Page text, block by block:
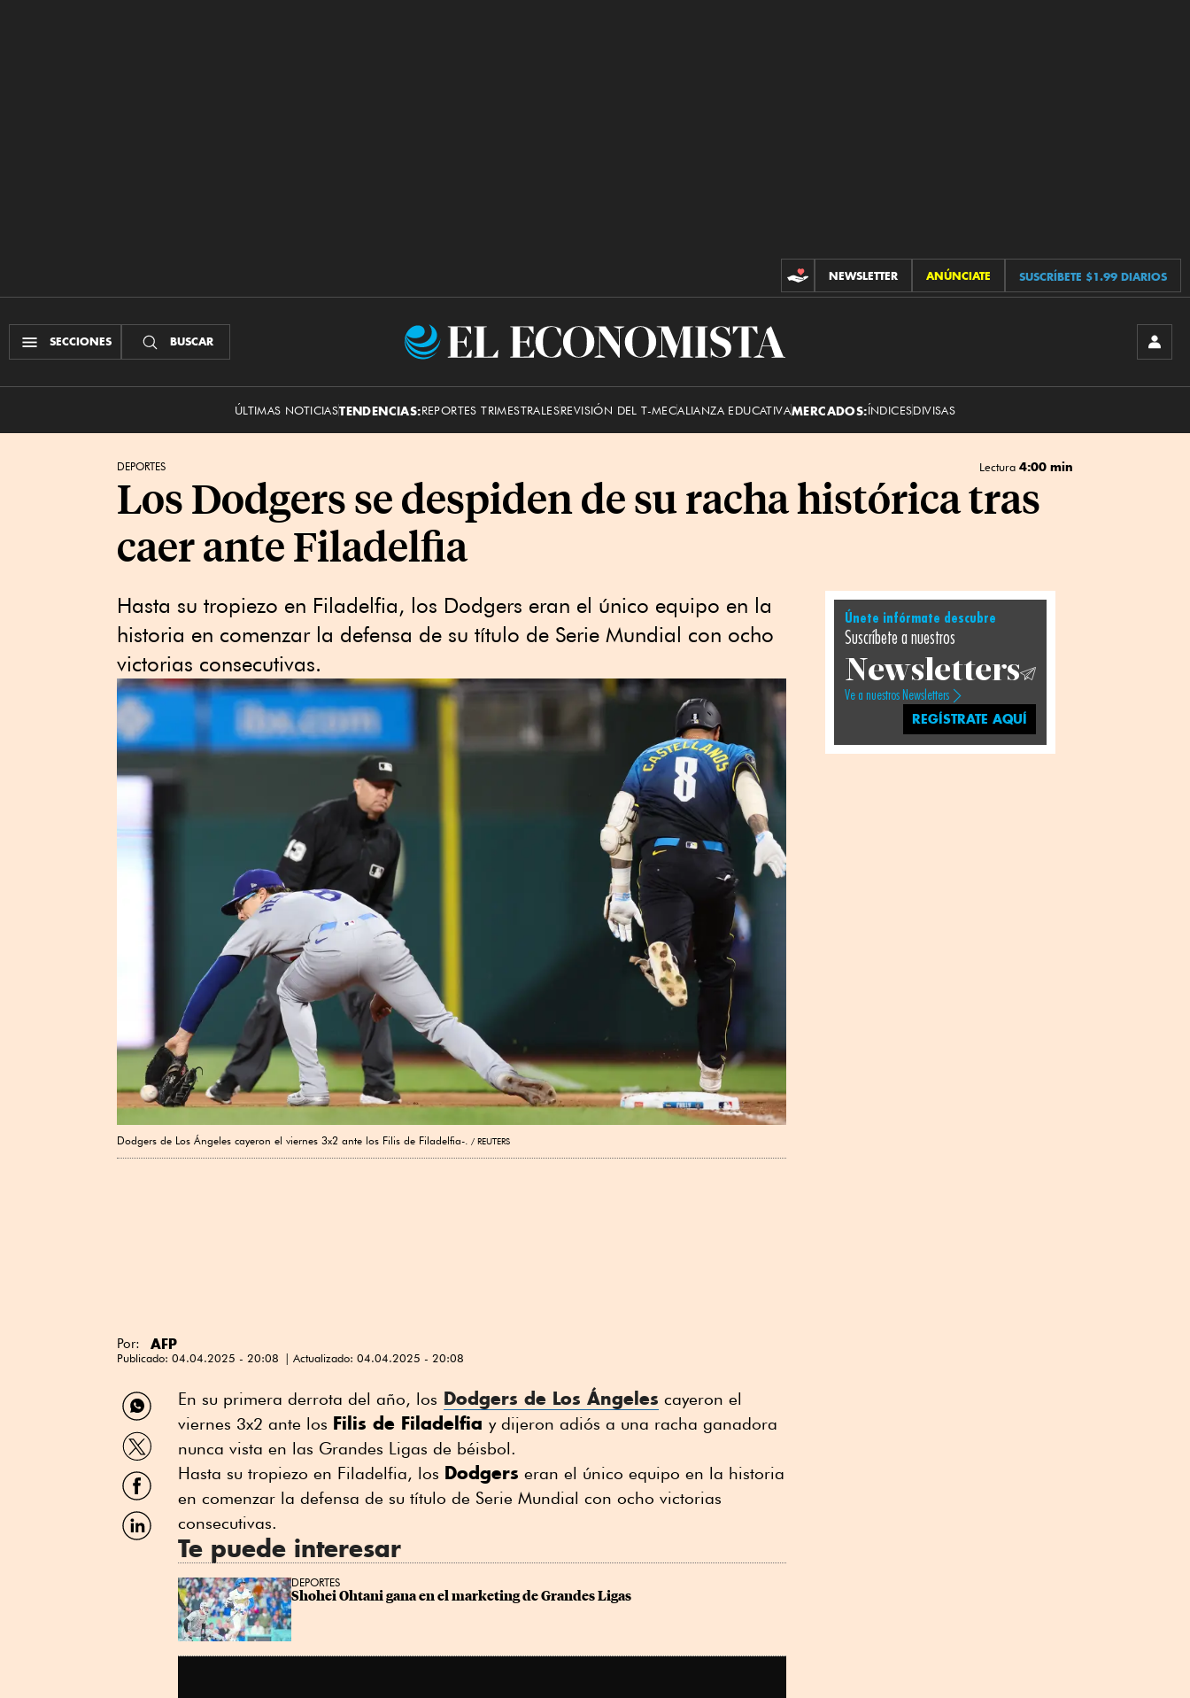
CONTRIBUCIONES
NEWSLETTER ANÚNCIATE SUSCRÍBETE $1.99 DIARIOS
SECCIONES BUSCAR
El
ÚLTIMAS NOTICIASTENDENCIAS:REPORTES TRIMESTRALESREVISIÓN DEL T-MECALIANZA EDUCATIVAMERCADOS:ÍNDICESDIVISAS
DEPORTES Lectura 4:00 min
Los Dodgers se despiden de su racha histórica tras
caer ante Filadelfia
Hasta su tropiezo en Filadelfia, los Dodgers eran el único equipo en la
historia en comenzar la defensa de su título de Serie Mundial con ocho
victorias consecutivas.
Dodgers de Los Ángeles cayeron el viernes 3x2 ante los Filis de Filadelfia-. REUTERS
Por: AFP
Publicado: 04.04.2025 - 20:08 Actualizado: 04.04.2025 - 20:08
Compartir
por
WhatsApp
Compartir
por
Twitter
Compartir
por
Facebook
Compartir
por
En su primera derrota del año, los Dodgers de Los Ángeles cayeron el
viernes 3x2 ante los Filis de Filadelfia y dijeron adiós a una racha ganadora
nunca vista en las Grandes Ligas de béisbol.
Hasta su tropiezo en Filadelfia, los Dodgers eran el único equipo en la historia
en comenzar la defensa de su título de Serie Mundial con ocho victorias
consecutivas.
Te puede interesar
DEPORTES
Shohei Ohtani gana en el marketing de Grandes Ligas
Únete infórmate descubre
Suscríbete a nuestros
Newsletters
Ve a nuestros Newsletters
REGÍSTRATE AQUÍ